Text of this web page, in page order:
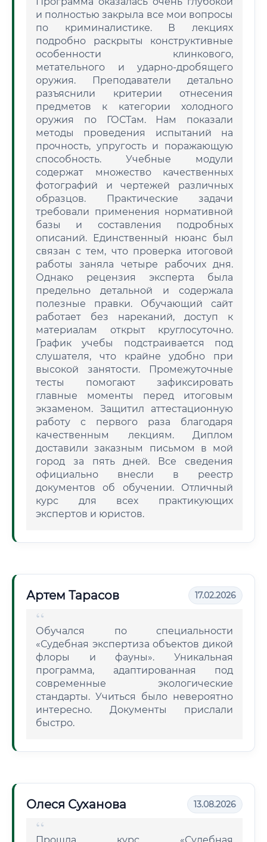
и полностью закрыла все мои вопросы
по криминалистике. В лекциях
подробно раскрыты конструктивные
особенности клинкового,
метательного и ударно-дробящего
оружия. Преподаватели детально
разъяснили критерии отнесения
предметов к категории холодного
оружия по ГОСТам. Нам показали
методы проведения испытаний на
прочность, упругость и поражающую
способность. Учебные модули
содержат множество качественных
фотографий и чертежей различных
образцов. Практические задачи
требовали применения нормативной
базы и составления подробных
описаний. Единственный нюанс был
связан с тем, что проверка итоговой
работы заняла четыре рабочих дня.
Однако рецензия эксперта была
предельно детальной и содержала
полезные правки. Обучающий сайт
работает без нареканий, доступ к
материалам открыт круглосуточно.
График учебы подстраивается под
слушателя, что крайне удобно при
высокой занятости. Промежуточные
тесты помогают зафиксировать
главные моменты перед итоговым
экзаменом. Защитил аттестационную
работу с первого раза благодаря
качественным лекциям. Диплом
доставили заказным письмом в мой
город за пять дней. Все сведения
официально внесли в реестр
документов об обучении. Отличный
курс для всех практикующих
экспертов и юристов.
Артем Тарасов 17.02.2026
Обучался по специальности
«Судебная экспертиза объектов дикой
флоры и фауны». Уникальная
программа, адаптированная под
современные экологические
стандарты. Учиться было невероятно
интересно. Документы прислали
быстро.
Олеся Суханова 13.08.2026